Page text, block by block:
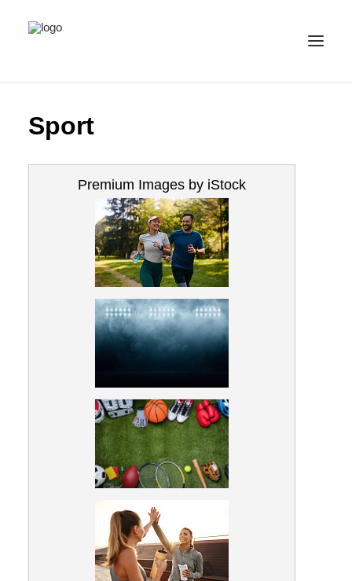
IMMAGINI
CATEGORIE
ITALIANO(ITALIANO)
Sport
Premium Images by iStock